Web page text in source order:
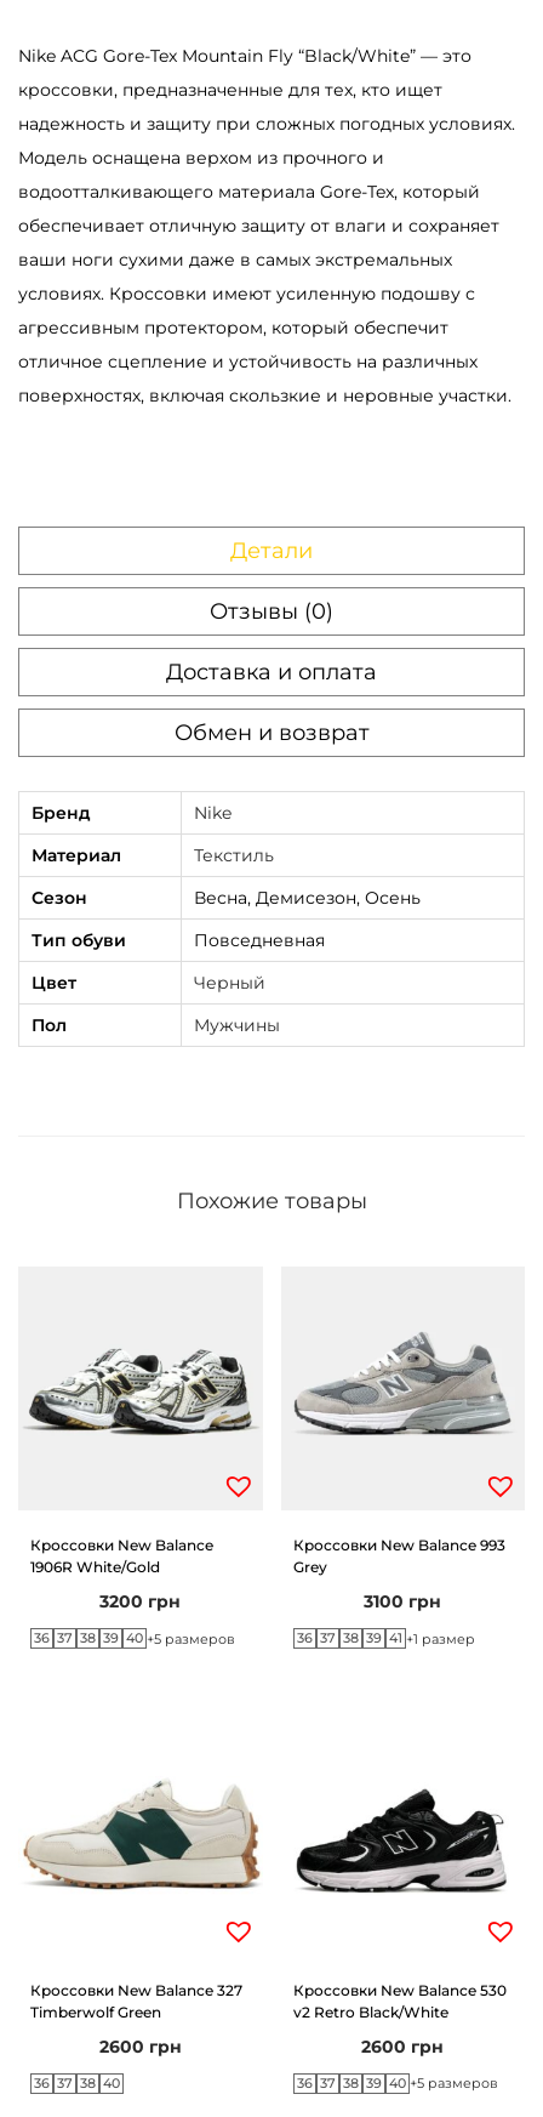
i
n
F
l
y
B
l
a
c
k
/
t
Nike ACG Gore-Tex Mountain Fly “Black/White” — это
кроссовки, предназначенные для тех, кто ищет
надежность и защиту при сложных погодных условиях.
Модель оснащена верхом из прочного и
водоотталкивающего материала Gore-Tex, который
обеспечивает отличную защиту от влаги и сохраняет
ваши ноги сухими даже в самых экстремальных
условиях. Кроссовки имеют усиленную подошву с
агрессивным протектором, который обеспечит
отличное сцепление и устойчивость на различных
поверхностях, включая скользкие и неровные участки.
Детали
Отзывы (0)
Доставка и оплата
Обмен и возврат
Бренд
Nike
Материал
Текстиль
Сезон
Весна, Демисезон, Осень
Тип обуви
Повседневная
Цвет
Черный
Пол
Мужчины
Похожие товары
Кроссовки New Balance
1906R White/Gold
3200 грн
36 37 38 39 40 +5 размеров
Кроссовки New Balance 993
Grey
3100 грн
36 37 38 39 41 +1 размер
Кроссовки New Balance 327
Timberwolf Green
2600 грн
36 37 38 40
Кроссовки New Balance 530
v2 Retro Black/White
2600 грн
36 37 38 39 40 +5 размеров